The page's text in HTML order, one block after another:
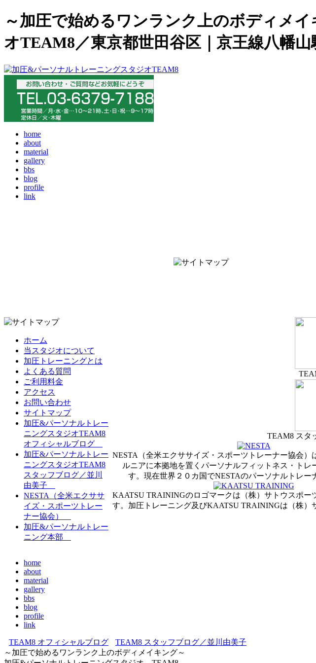
～加圧で始めるワンランク上のボディメ
オTEAM8／東京都世田谷区｜京王線八幡山
home
about
material
gallery
bbs
blog
profile
link
ホーム
当スタジオについて
加圧トレーニングとは
よくある質問
ご利用料金
アクセス
お問い合わせ
サイトマップ
加圧&パーソナルトレー
ニングスタジオTEAM8
オフィシャルブログ
加圧&パーソナルトレー
ニングスタジオTEAM8
スタッフブログ／並川
由美子
NESTA（全米エクササ
イズ・スポーツトレー
ナー協会）
加圧&パーソナルトレー
ニング本部
TEAM8 スタ
NESTA（全米エクササイズ・スポーツトレーナー協会）
ルニアに本拠地を置くパーソナルフィットネス・トレ
す。現在世界２０カ国でNESTAのパーソナルトレー
KAATSU TRAININGのロゴマークは（株）サトウスポー
す。加圧トレーニング及びKAATSU TRAININGは（株）
home
about
material
gallery
bbs
blog
profile
link
TEAM8 オフィシャルブログ
TEAM8 スタッフブログ／並川由美子
～加圧で始めるワンランク上のボディメイキング～